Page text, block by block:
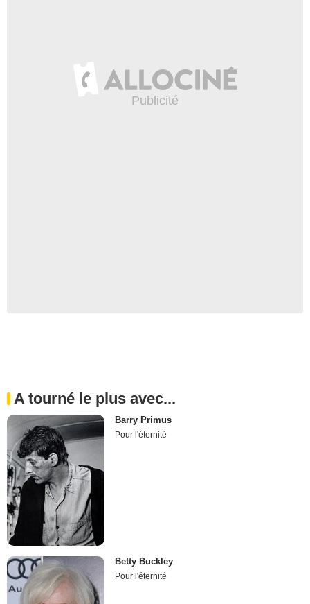
A tourné le plus avec...
Barry Primus
Pour l'éternité
Betty Buckley
Pour l'éternité